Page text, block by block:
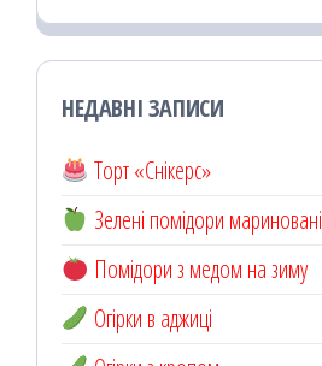
НЕДАВНІ ЗАПИСИ
Торт «Снікерс»
Зелені помідори мариновані
Помідори з медом на зиму
Огірки в аджиці